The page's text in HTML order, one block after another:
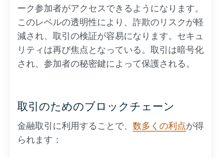
ーク参加者がアクセスできるようになります。
このレベルの透明性により、詐欺のリスクが軽
減され、取引の検証が容易になります。セキュ
リティは再び焦点となっている。取引は暗号化
され、参加者の秘密鍵によって保護される。
取引のためのブロックチェーン
金融取引に利用することで、 数多くの利点が得
られます：